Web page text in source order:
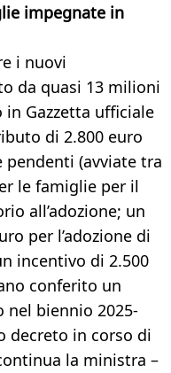
impegnate in
i nuovi
da quasi 13 milioni
Gazzetta ufficiale
di 2.800 euro
(avviate tra
le famiglie per il
all’adozione; un
per l’adozione di
incentivo di 2.500
conferito un
nel biennio 2025-
decreto in corso di
la ministra –